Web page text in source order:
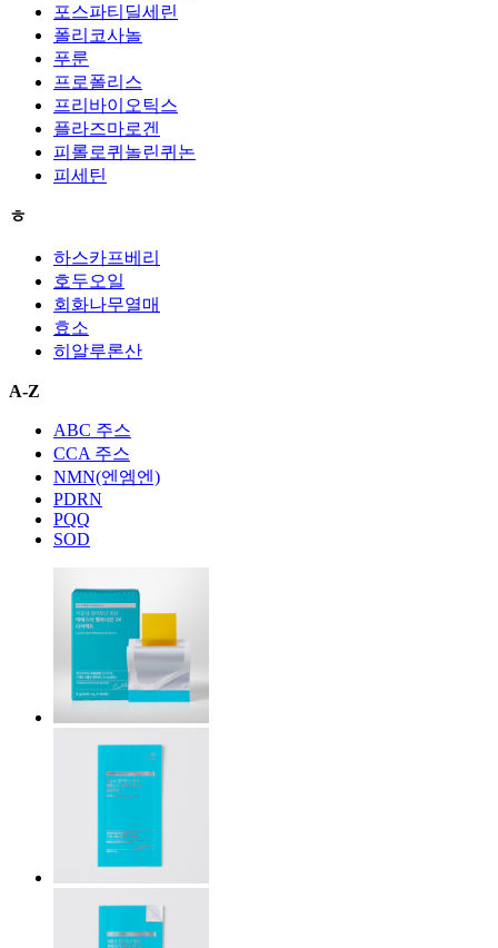
포스파티딜세린
폴리코사놀
푸룬
프로폴리스
프리바이오틱스
플라즈마로겐
피롤로퀴놀린퀴논
피세틴
ㅎ
하스카프베리
호두오일
회화나무열매
효소
히알루론산
A-Z
ABC 주스
CCA 주스
NMN(엔엠엔)
PDRN
PQQ
SOD